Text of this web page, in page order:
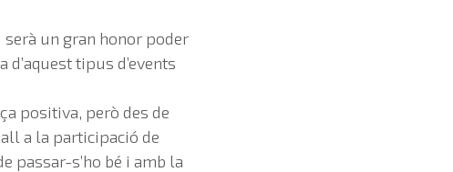
un gran honor poder
tipus d’events
positiva, però des de
a la participació de
passar-s’ho bé i amb la